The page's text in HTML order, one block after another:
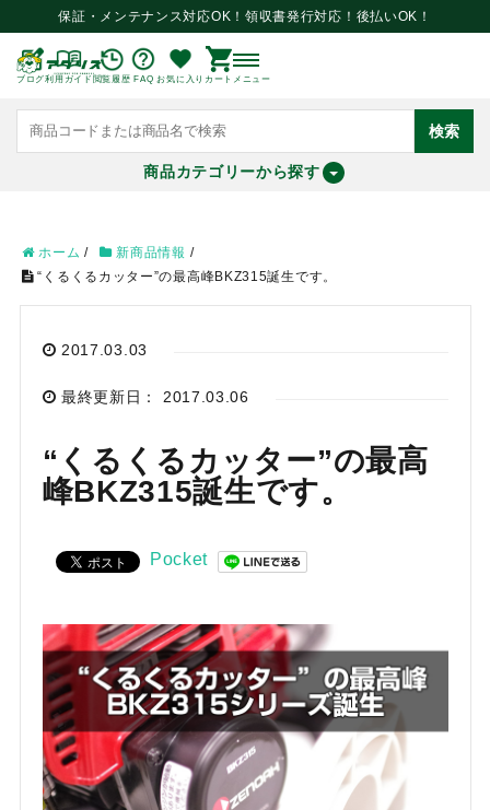
保証・メンテナンス対応OK！領収書発行対応！後払いOK！
ブログ利用ガイド 閲覧履歴 FAQ お気に入り カート メニュー
検索
商品カテゴリーから探す
meeting_room ログイン
search
お気に入り一覧
閲覧履歴一覧
農業資材
作業用品
補修部品
ホーム / 新商品情報 /
“くるくるカッター”の最高峰BKZ315誕生です。
2017.03.03
最終更新日： 2017.03.06
“くるくるカッター”の最高
峰BKZ315誕生です。
Pocket